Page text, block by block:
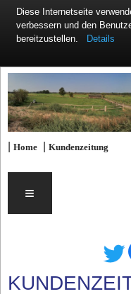
|Home |Kundenzeitung
≡
Diese Internetseite
verbessern und den
bereitzustellen.
Details